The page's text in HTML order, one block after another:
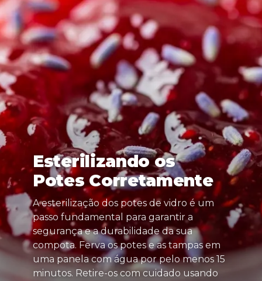
Esterilizando os
Potes Corretamente
A esterilização dos potes de vidro é um
passo fundamental para garantir a
segurança e a durabilidade da sua
compota. Ferva os potes e as tampas em
uma panela com água por pelo menos 15
minutos. Retire-os com cuidado usando